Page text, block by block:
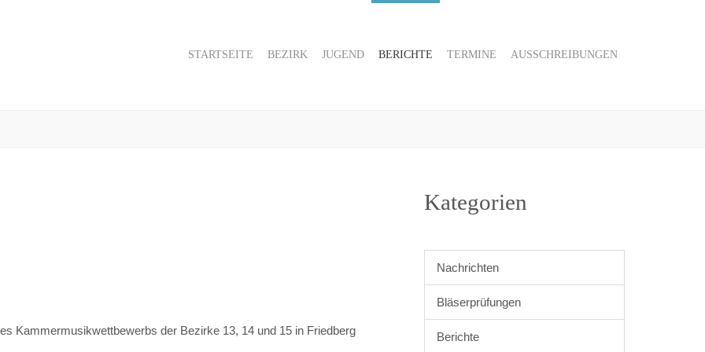
STARTSEITE BEZIRK JUGEND BERICHTE TERMINE AUSSCHREIBUNGEN
Kammermusikwettbewerbs der Bezirke 13, 14 und 15 in Friedberg
Kategorien
Nachrichten
Bläserprüfungen
Berichte